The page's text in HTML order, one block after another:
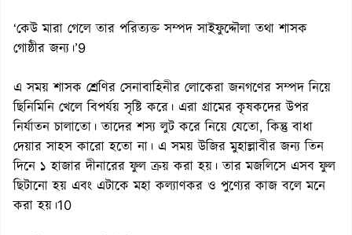
‘কেউ মারা গেলে তার পরিত্যক্ত সম্পদ সাইফুদ্দৌলা তথা শাসক
গোষ্ঠীর জন্য।’9
এ সময় শাসক শ্রেণির সেনাবাহিনীর লোকেরা জনগণের সম্পদ নিয়ে
ছিনিমিনি খেলে বিপর্যয় সৃষ্টি করে। এরা গ্রামের কৃষকদের উপর
নির্যাতন চালাতো। তাদের শস্য লুট করে নিয়ে যেতো, কিন্তু বাধা
দেয়ার সাহস কারো হতো না। এ সময় উজির মুহাল্লাবীর জন্য তিন
দিনে ১ হাজার দীনারের ফুল ক্রয় করা হয়। তার মজলিসে এসব ফুল
ছিটানো হয় এবং এটাকে মহা কল্যাণকর ও পুণ্যের কাজ বলে মনে
করা হয়।10